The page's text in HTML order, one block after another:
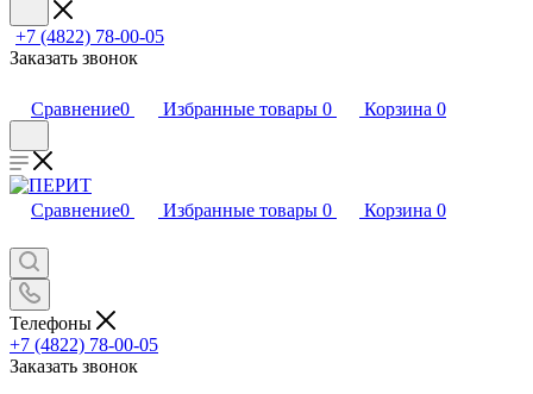
+7 (4822) 78-00-05
Заказать звонок
Сравнение0 Избранные товары 0 Корзина 0
Сравнение0 Избранные товары 0 Корзина 0
Телефоны
+7 (4822) 78-00-05
Заказать звонок